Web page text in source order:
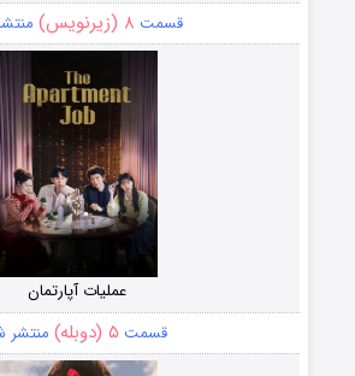
قسمت ۸ (زیرنویس)
عملیات آپارتمان
قسمت ۵ (دوبله) منتشر